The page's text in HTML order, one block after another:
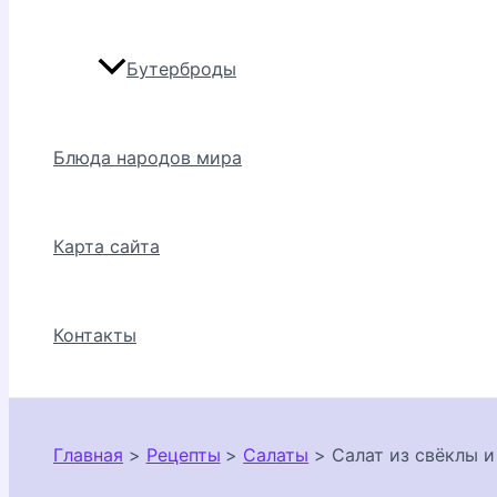
Бутерброды
Блюда народов мира
Карта сайта
Контакты
Главная Рецепты Салаты Салат из свёклы